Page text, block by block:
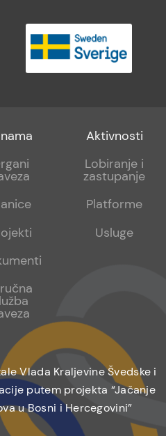
Footer
sub
Aktivnosti
Lobiranje i
zastupanje
Platforme
Usluge
Vlada Kraljevine Švedske i
putem projekta “Jačanje
u Bosni i Hercegovini”